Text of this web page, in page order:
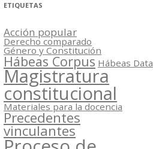
ETIQUETAS
Acción popular
Derecho comparado
Género y Constitución
Hábeas Corpus Hábeas Data
Magistratura
constitucional
Materiales para la docencia
Precedentes
vinculantes